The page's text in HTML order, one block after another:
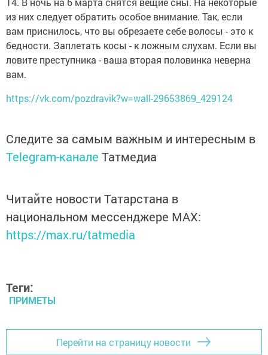
из них следует обратить особое внимание. Так, если
вам приснилось, что вы обрезаете себе волосы - это к
бедности. Заплетать косы - к ложным слухам. Если вы
ловите преступника - ваша вторая половинка неверна
вам.
https://vk.com/pozdravik?w=wall-29653869_429124
Следите за самым важным и интересным в
Telegram-канале Татмедиа
Читайте новости Татарстана в
национальном мессенджере MАХ:
https://max.ru/tatmedia
Теги:
ПРИМЕТЫ
Перейти на страницу новости